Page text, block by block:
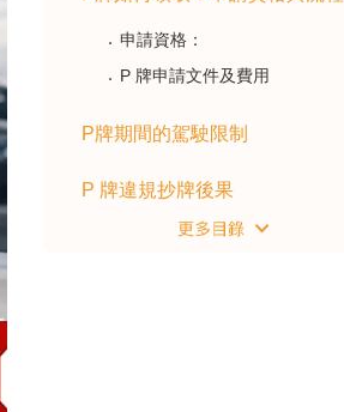
申請資格：
P 牌申請文件及費用
P牌期間的駕駛限制
P 牌違規抄牌後果